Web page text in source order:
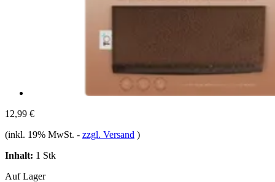
12,99 €
(inkl. 19% MwSt. - zzgl. Versand )
Inhalt: 1 Stk
Auf Lager